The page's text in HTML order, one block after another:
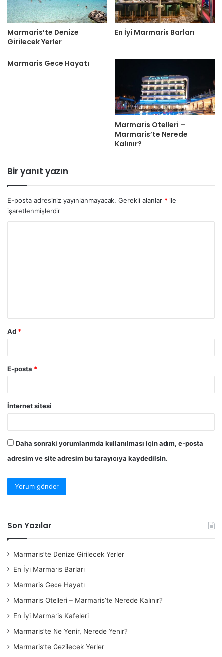
Marmaris’te Denize
Girilecek Yerler
En İyi Marmaris Barları
Marmaris Gece Hayatı
Marmaris Otelleri –
Marmaris’te Nerede
Kalınır?
Bir yanıt yazın
E-posta adresiniz yayınlanmayacak. Gerekli alanlar * ile
işaretlenmişlerdir
Ad *
E-posta *
İnternet sitesi
Daha sonraki yorumlarımda kullanılması için adım, e-posta
adresim ve site adresim bu tarayıcıya kaydedilsin.
Son Yazılar
Marmaris’te Denize Girilecek Yerler
En İyi Marmaris Barları
Marmaris Gece Hayatı
Marmaris Otelleri – Marmaris’te Nerede Kalınır?
En İyi Marmaris Kafeleri
Marmaris’te Ne Yenir, Nerede Yenir?
Marmaris’te Gezilecek Yerler